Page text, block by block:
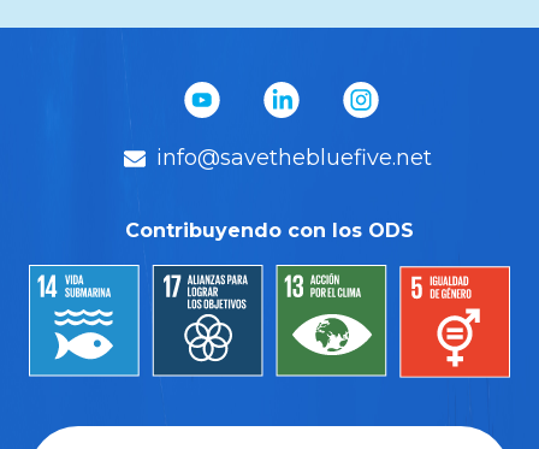
info@savethebluefive.net
Contribuyendo con los ODS